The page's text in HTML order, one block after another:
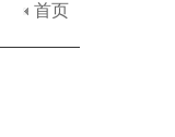
首页